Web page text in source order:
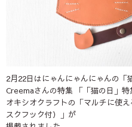
2月22日はにゃんにゃんにゃんの「
Creemaさんの特集 「「猫の日」特
オキシオクラフトの「マルチに使
スクフック付）」が